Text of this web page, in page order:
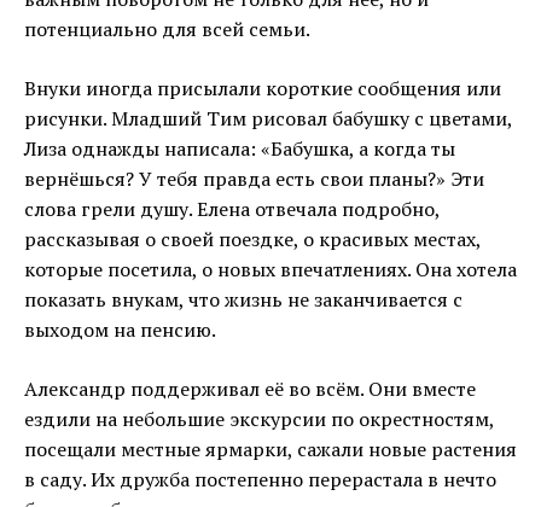
потенциально для всей семьи.
Внуки иногда присылали короткие сообщения или
рисунки. Младший Тим рисовал бабушку с цветами,
Лиза однажды написала: «Бабушка, а когда ты
вернёшься? У тебя правда есть свои планы?» Эти
слова грели душу. Елена отвечала подробно,
рассказывая о своей поездке, о красивых местах,
которые посетила, о новых впечатлениях. Она хотела
показать внукам, что жизнь не заканчивается с
выходом на пенсию.
Александр поддерживал её во всём. Они вместе
ездили на небольшие экскурсии по окрестностям,
посещали местные ярмарки, сажали новые растения
в саду. Их дружба постепенно перерастала в нечто